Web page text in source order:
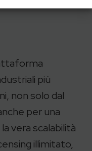
più
non solo dal
per una
vera scalabilità
illimitato,